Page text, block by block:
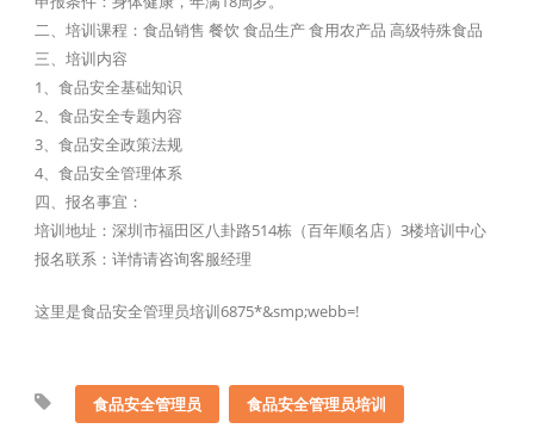
二、培训课程：食品销售 餐饮 食品生产 食用农产品 高级特殊食品
三、培训内容
1、食品安全基础知识
2、食品安全专题内容
3、食品安全政策法规
4、食品安全管理体系
四、报名事宜：
培训地址：深圳市福田区八卦路514栋（百年顺名店）3楼培训中心
报名联系：详情请咨询客服经理
这里是食品安全管理员培训6875*&smp;webb=!
食品安全管理员 食品安全管理员培训